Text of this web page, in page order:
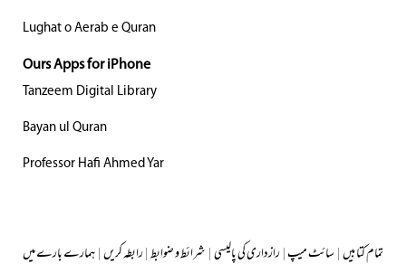
Lughat o Aerab e Quran
Ours Apps for iPhone
Tanzeem Digital Library
Bayan ul Quran
Professor Hafi Ahmed Yar
ہمارے بارے میں|رابطہ کریں|شرائط و ضوابط|رازداری کی پالیسی|سائٹ میپ|تمام کتابیں